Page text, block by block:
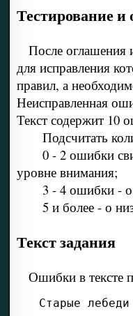
Тестирование и
После оглашения
для исправления
правил, а
Неисправленная
Текст содержит 10
Подсчитать
0 - 2 ошибки
уровне внимания;
3 - 4 ошибки -
5 и более - о
Текст задания
Ошибки в тексте
Старые